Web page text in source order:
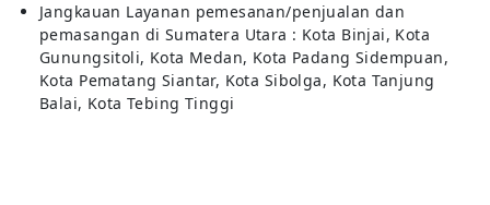
Jangkauan Layanan pemesanan/penjualan dan
pemasangan di Sumatera Utara : Kota Binjai, Kota
Gunungsitoli, Kota Medan, Kota Padang Sidempuan,
Kota Pematang Siantar, Kota Sibolga, Kota Tanjung
Balai, Kota Tebing Tinggi